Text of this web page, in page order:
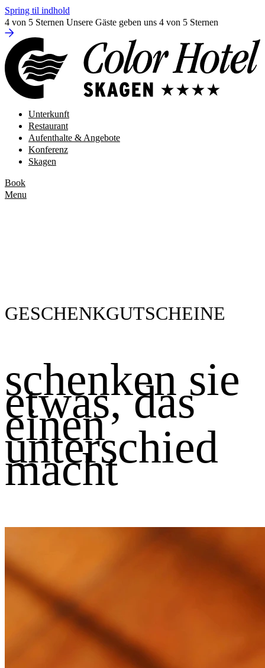
Spring til indhold
4 von 5 Sternen Unsere Gäste geben uns 4 von 5 Sternen
Unterkunft
Restaurant
Aufenthalte & Angebote
Konferenz
Skagen
Book
Menu
GESCHENKGUTSCHEINE
schenken sie
etwas, das
einen
unterschied
macht